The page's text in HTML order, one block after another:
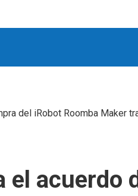
del iRobot Roomba Maker
el acuerdo